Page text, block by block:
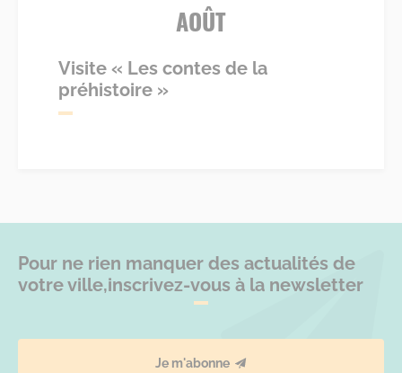
AOÛT
Visite « Les contes de la
préhistoire »
Pour ne rien manquer des actualités de
votre ville,inscrivez-vous à la newsletter
Je m'abonne